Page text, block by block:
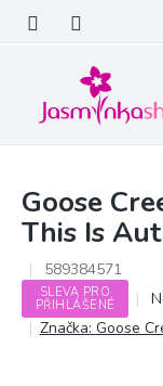
obsah
Goose
This Is
589384571
SLEVA PRO
PŘIHLÁŠENÉ
Značka: Goose